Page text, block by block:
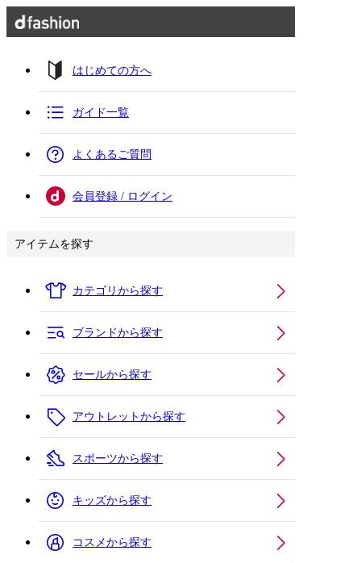
はじめての方へ
ガイド一覧
よくあるご質問
会員登録 / ログイン
アイテムを探す
カテゴリから探す
ブランドから探す
セールから探す
アウトレットから探す
スポーツから探す
キッズから探す
コスメから探す